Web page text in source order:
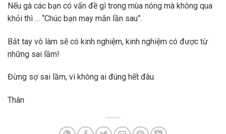
Nếu gà các bạn có vấn đề gì trong mùa nóng mà không qua
khỏi thì … “Chúc bạn may mắn lần sau”.
Bắt tay vô làm sẽ có kinh nghiệm, kinh nghiệm có được từ
những sai lầm!
Đừng sợ sai lầm, vì không ai đúng hết đâu.
Thân